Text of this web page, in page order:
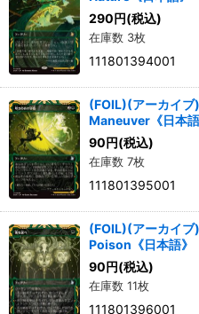
290円(税込)
在庫数 3枚
111801394001
(FOIL)(アーカイ
Maneuver《日本語
90円(税込)
在庫数 7枚
111801395001
(FOIL)(アーカイ
Poison《日本語》
90円(税込)
在庫数 11枚
111801396001